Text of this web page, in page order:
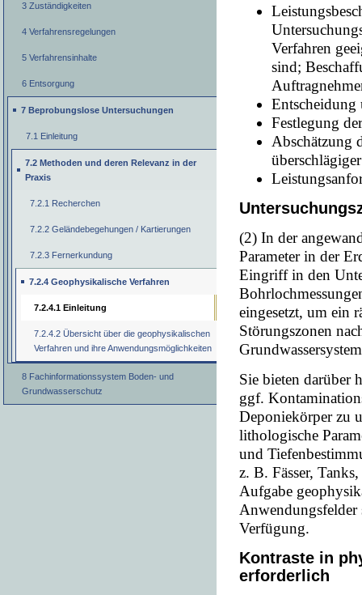
3 Zuständigkeiten
4 Verfahrensregelungen
5 Verfahrensinhalte
6 Entsorgung
7 Beprobungslose Untersuchungen
7.1 Einleitung
7.2 Methoden und deren Relevanz in der
Praxis
7.2.1 Recherchen
7.2.2 Geländebegehungen / Kartierungen
7.2.3 Fernerkundung
7.2.4 Geophysikalische Verfahren
7.2.4.1 Einleitung
7.2.4.2 Übersicht über die geophysikalischen
Verfahren und ihre Anwendungsmöglichkeiten
8 Fachinformationssystem Boden- und
Grundwasserschutz
Verfahren
sind;
Entscheidung
Festlegung
Abschätzung
(2) In der
Parameter in der
Eingriff in den
eingesetzt, um ein
Störungszonen
Sie bieten darüber
ggf.
Deponiekörper zu
lithologische
und
z. B. Fässer,
Aufgabe
Anwendungsfelder
Verfügung.
Kontraste in
erforderlich